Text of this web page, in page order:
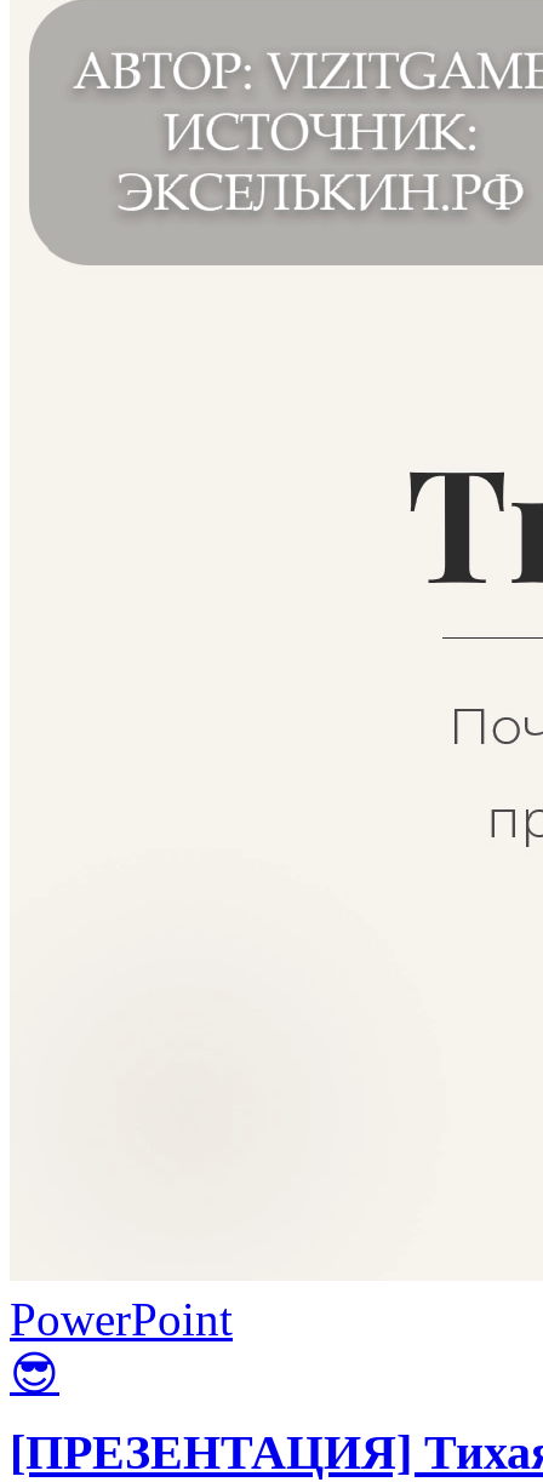
PowerPoint
😎
[ПРЕЗЕНТАЦИЯ] Тихая